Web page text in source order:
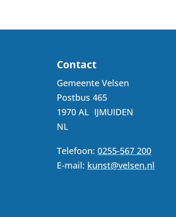
Contact
Gemeente Velsen
Postbus 465
1970 AL IJMUIDEN
NL
Telefoon: 0255-567 200
E-mail: kunst@velsen.nl